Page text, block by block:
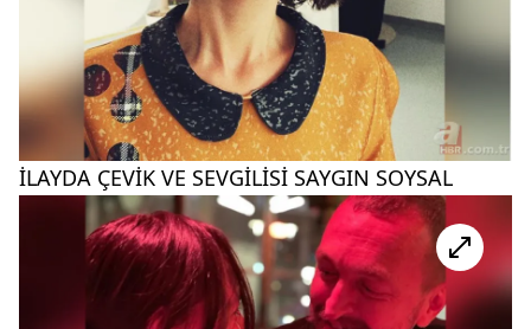
İLAYDA ÇEVİK VE SEVGİLİSİ SAYGIN SOYSAL